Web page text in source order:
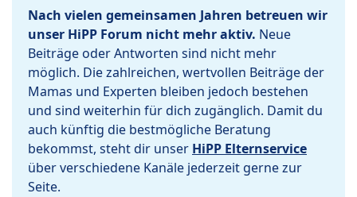
Nach vielen gemeinsamen Jahren betreuen wir
unser HiPP Forum nicht mehr aktiv. Neue
Beiträge oder Antworten sind nicht mehr
möglich. Die zahlreichen, wertvollen Beiträge der
Mamas und Experten bleiben jedoch bestehen
und sind weiterhin für dich zugänglich. Damit du
auch künftig die bestmögliche Beratung
bekommst, steht dir unser HiPP Elternservice
über verschiedene Kanäle jederzeit gerne zur
Seite.